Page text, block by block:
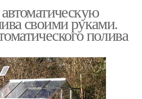
своими руками.
полива